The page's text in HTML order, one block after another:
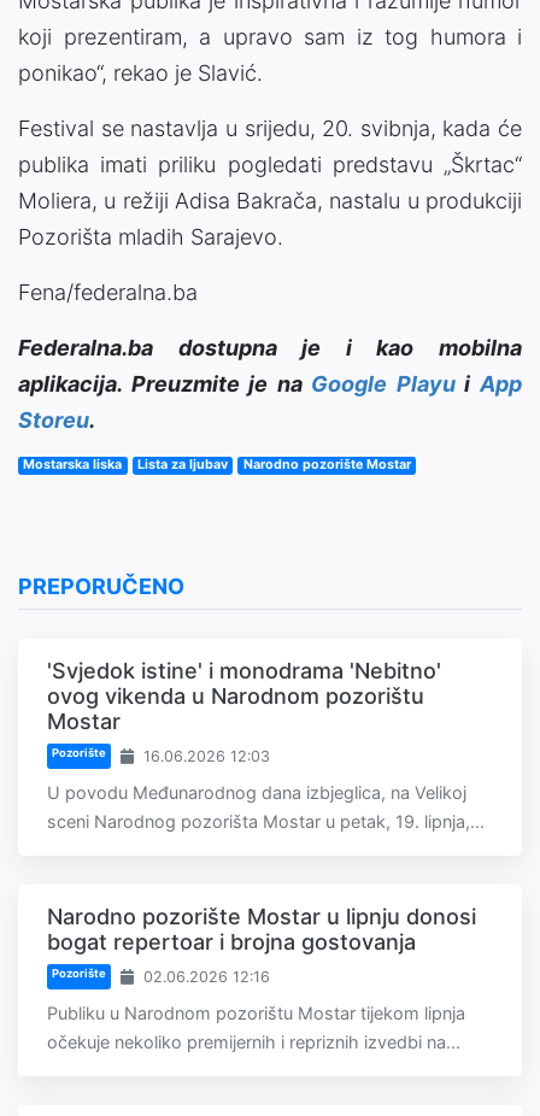
koji prezentiram, a upravo sam iz tog humora i
ponikao“, rekao je Slavić.
Festival se nastavlja u srijedu, 20. svibnja, kada će
publika imati priliku pogledati predstavu „Škrtac“
Moliera, u režiji Adisa Bakrača, nastalu u produkciji
Pozorišta mladih Sarajevo.
Fena/federalna.ba
Federalna.ba dostupna je i kao mobilna
aplikacija. Preuzmite je na Google PlayuiApp
Storeu.
Mostarska liska Lista za ljubav Narodno pozorište Mostar
PREPORUČENO
'Svjedok istine' i monodrama 'Nebitno'
ovog vikenda u Narodnom pozorištu
Mostar
Pozorište 16.06.2026 12:03
U povodu Međunarodnog dana izbjeglica, na Velikoj
sceni Narodnog pozorišta Mostar u petak, 19. lipnja,...
Narodno pozorište Mostar u lipnju donosi
bogat repertoar i brojna gostovanja
Pozorište 02.06.2026 12:16
Publiku u Narodnom pozorištu Mostar tijekom lipnja
očekuje nekoliko premijernih i repriznih izvedbi na...